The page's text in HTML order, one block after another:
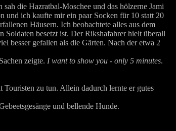
die Hazratbal-Moschee und das hölzerne Jami
ich kaufte mir ein paar Socken für 10 statt 20
Häusern. Ich beobachtete alles aus dem
besetzt ist. Der Rikshafahrer hielt überall
besser gefallen als die Gärten. Nach der etwa 2
zeigte. I want to show you - only 5 minutes.
zu tun. Allein dadurch lernte er gutes
und bellende Hunde.